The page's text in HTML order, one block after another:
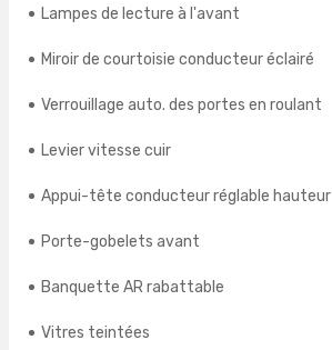
Lampes de lecture à l'avant
Miroir de courtoisie conducteur éclairé
Verrouillage auto. des portes en roulant
Levier vitesse cuir
Appui-tête conducteur réglable hauteur
Porte-gobelets avant
Banquette AR rabattable
Vitres teintées